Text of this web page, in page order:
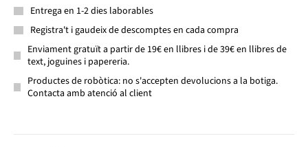
Entrega en 1-2 dies laborables
Registra't i gaudeix de descomptes en cada compra
Enviament gratuït a partir de 19€ en llibres i de 39€ en llibres de
text, joguines i papereria.
Productes de robòtica: no s'accepten devolucions a la botiga.
Contacta amb atenció al client